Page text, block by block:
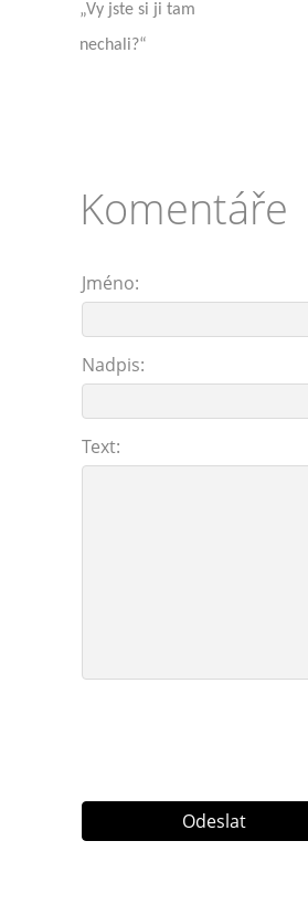
„Vy jste si ji tam
nechali?“
Komentáře
Jméno:
Nadpis:
Text: